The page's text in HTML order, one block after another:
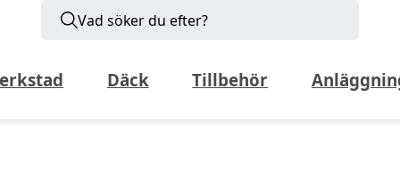
Vad söker du efter?
Däck Tillbehör